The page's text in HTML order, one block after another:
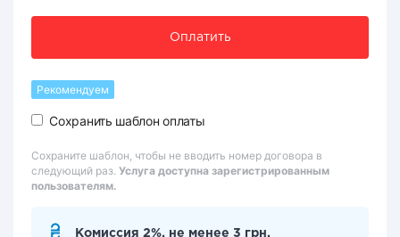
Оплатить
Рекомендуем
Сохранить шаблон оплаты
Сохраните шаблон, чтобы не вводить номер договора в
следующий раз. Услуга доступна зарегистрированным
пользователям.
Комиссия 2%, не менее 3 грн.